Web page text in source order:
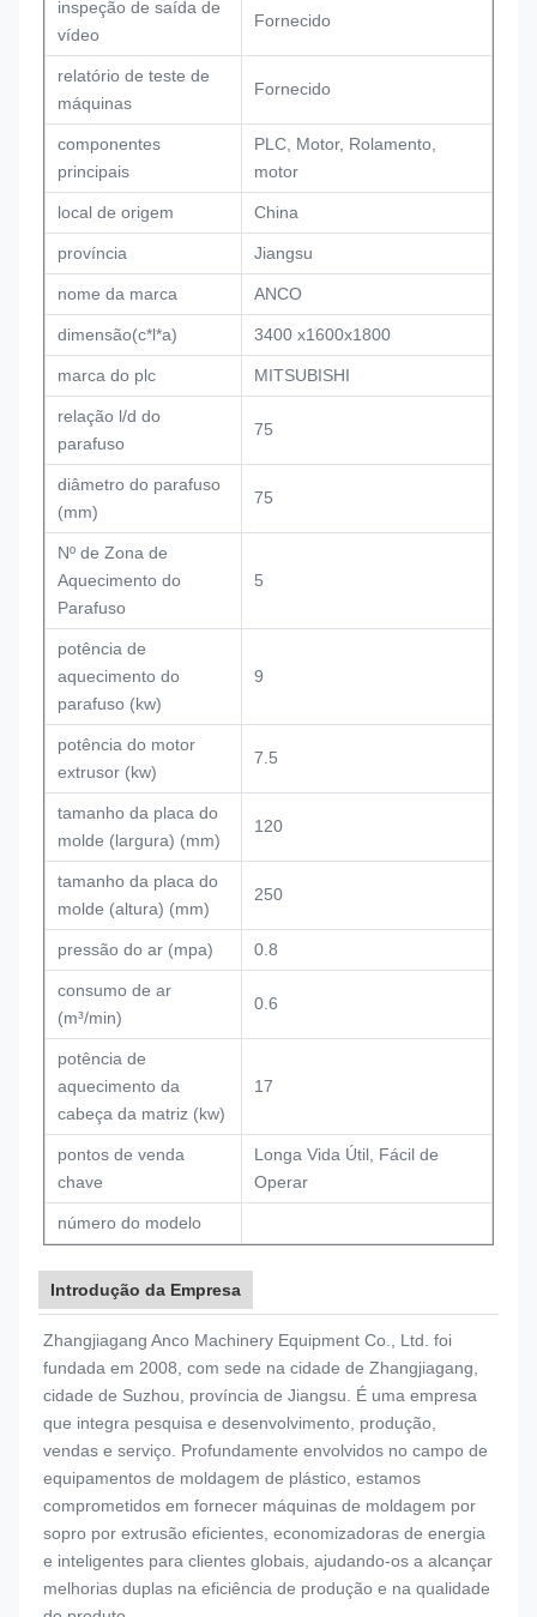
inspeção de saída de
vídeo
Fornecido
relatório de teste de
máquinas
Fornecido
componentes
principais
PLC, Motor, Rolamento,
motor
local de origem China
província Jiangsu
nome da marca ANCO
dimensão(c*l*a) 3400 x1600x1800
marca do plc MITSUBISHI
relação l/d do
parafuso
75
diâmetro do parafuso
(mm)
75
Nº de Zona de
Aquecimento do
Parafuso
5
potência de
aquecimento do
parafuso (kw)
9
potência do motor
extrusor (kw)
7.5
tamanho da placa do
molde (largura) (mm)
120
tamanho da placa do
molde (altura) (mm)
250
pressão do ar (mpa) 0.8
consumo de ar
(m³/min)
0.6
potência de
aquecimento da
cabeça da matriz (kw)
17
pontos de venda
chave
Longa Vida Útil, Fácil de
Operar
número do modelo
Introdução da Empresa
Zhangjiagang Anco Machinery Equipment Co., Ltd. foi
fundada em 2008, com sede na cidade de Zhangjiagang,
cidade de Suzhou, província de Jiangsu. É uma empresa
que integra pesquisa e desenvolvimento, produção,
vendas e serviço. Profundamente envolvidos no campo de
equipamentos de moldagem de plástico, estamos
comprometidos em fornecer máquinas de moldagem por
sopro por extrusão eficientes, economizadoras de energia
e inteligentes para clientes globais, ajudando-os a alcançar
melhorias duplas na eficiência de produção e na qualidade